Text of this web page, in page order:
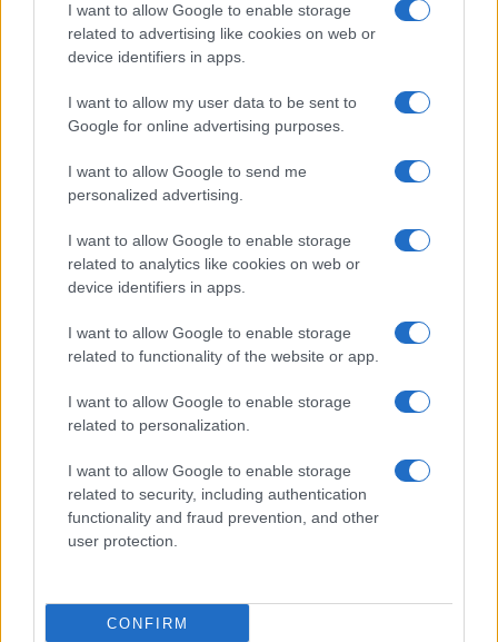
I want to allow Google to enable storage
related to advertising like cookies on web or
device identifiers in apps.
I want to allow my user data to be sent to
Google for online advertising purposes.
I want to allow Google to send me
personalized advertising.
I want to allow Google to enable storage
related to analytics like cookies on web or
device identifiers in apps.
I want to allow Google to enable storage
related to functionality of the website or app.
I want to allow Google to enable storage
related to personalization.
I want to allow Google to enable storage
related to security, including authentication
functionality and fraud prevention, and other
user protection.
CONFIRM
Azzerare le vittime in città con urbanismo tattico e
Strategie per il Cambiamento
Ilaria Galli · 9 Ago 2026